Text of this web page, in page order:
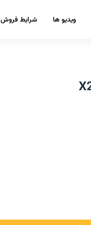
ویدیو ها شرایط فروش